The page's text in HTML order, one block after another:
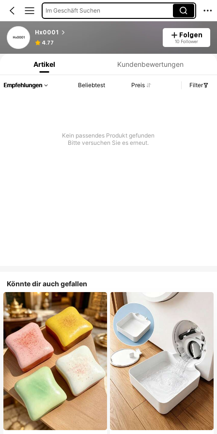
Im Geschäft Suchen
Hx0001
4.77
Folgen
10 Follower
Produktinformation: Preisangabe, Verkaufs- und Lagerbestandsdetails.
Artikel Kundenbewertungen
Empfehlungen Beliebtest Preis Filter
Kein passendes Produkt gefunden
Bitte versuchen Sie es erneut.
Könnte dir auch gefallen